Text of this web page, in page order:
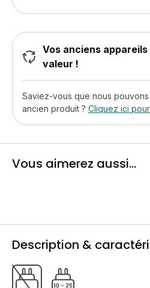
Vos anciens
valeur !
Saviez-vous que nous
ancien produit ? Cliquez ici
Vous aimerez aussi...
Description &